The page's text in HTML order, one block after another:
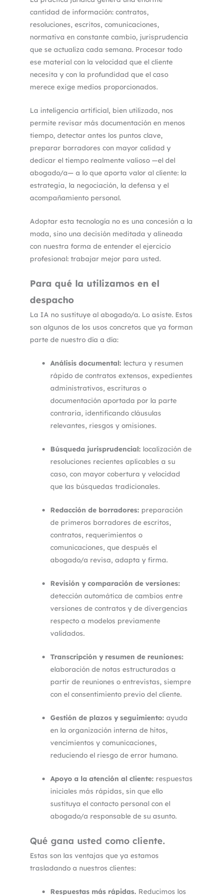
cantidad de información: contratos,
resoluciones, escritos, comunicaciones,
normativa en constante cambio, jurisprudencia
que se actualiza cada semana. Procesar todo
ese material con la velocidad que el cliente
necesita y con la profundidad que el caso
merece exige medios proporcionados.
La inteligencia artificial, bien utilizada, nos
permite revisar más documentación en menos
tiempo, detectar antes los puntos clave,
preparar borradores con mayor calidad y
dedicar el tiempo realmente valioso —el del
abogado/a— a lo que aporta valor al cliente: la
estrategia, la negociación, la defensa y el
acompañamiento personal.
Adoptar esta tecnología no es una concesión a la
moda, sino una decisión meditada y alineada
con nuestra forma de entender el ejercicio
profesional: trabajar mejor para usted.
Para qué la utilizamos en el
despacho
La IA no sustituye al abogado/a. Lo asiste. Estos
son algunos de los usos concretos que ya forman
parte de nuestro día a día:
Análisis documental: lectura y resumen
rápido de contratos extensos, expedientes
administrativos, escrituras o
documentación aportada por la parte
contraria, identificando cláusulas
relevantes, riesgos y omisiones.
Búsqueda jurisprudencial: localización de
resoluciones recientes aplicables a su
caso, con mayor cobertura y velocidad
que las búsquedas tradicionales.
Redacción de borradores: preparación
de primeros borradores de escritos,
contratos, requerimientos o
comunicaciones, que después el
abogado/a revisa, adapta y firma.
Revisión y comparación de versiones:
detección automática de cambios entre
versiones de contratos y de divergencias
respecto a modelos previamente
validados.
Transcripción y resumen de reuniones:
elaboración de notas estructuradas a
partir de reuniones o entrevistas, siempre
con el consentimiento previo del cliente.
Gestión de plazos y seguimiento:ayuda
en la organización interna de hitos,
vencimientos y comunicaciones,
reduciendo el riesgo de error humano.
Apoyo a la atención al cliente: respuestas
iniciales más rápidas, sin que ello
sustituya el contacto personal con el
abogado/a responsable de su asunto.
Qué gana usted como cliente.
Estas son las ventajas que ya estamos
trasladando a nuestros clientes:
Respuestas más rápidas. Reducimos los